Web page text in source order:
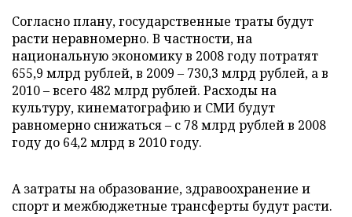
Согласно плану, государственные траты будут
расти неравномерно. В частности, на
национальную экономику в 2008 году потратят
655,9 млрд рублей, в 2009 – 730,3 млрд рублей, а в
2010 – всего 482 млрд рублей. Расходы на
культуру, кинематографию и СМИ будут
равномерно снижаться – с 78 млрд рублей в 2008
году до 64,2 млрд в 2010 году.
А затраты на образование, здравоохранение и
спорт и межбюджетные трансферты будут расти.